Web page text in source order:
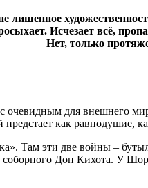
лишенное
Исчезает всё,
Нет, только
очевидным для внешнего
как равнодушие,
Там эти две войны –
соборного Дон Кихота. У